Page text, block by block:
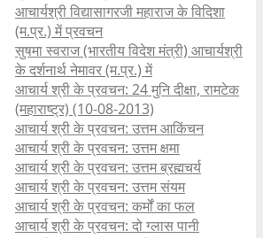
आचार्यश्री विद्यासागरजी महाराज के विदिशा
(म.प्र.) में प्रवचन
सुषमा स्वराज (भारतीय विदेश मंत्री) आचार्यश्री
के दर्शनार्थ नेमावर (म.प्र.) में
आचार्य श्री के प्रवचन: 24 मुनि दीक्षा, रामटेक
(महाराष्ट्र) (10-08-2013)
आचार्य श्री के प्रवचन: उत्तम आकिंचन
आचार्य श्री के प्रवचन: उत्तम क्षमा
आचार्य श्री के प्रवचन: उत्तम ब्रह्मचर्य
आचार्य श्री के प्रवचन: उत्तम संयम
आचार्य श्री के प्रवचन: कर्मों का फल
आचार्य श्री के प्रवचन: दो ग्लास पानी